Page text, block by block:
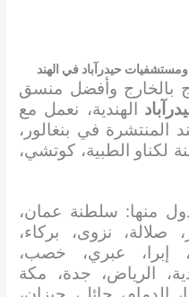
حيدرآباد في الهند
بالخارج وأفضل منسق
الهندية، نعمل مع
المنتشرة في بنغالور،
لكناو الطبية، كوتشي،
منها: سلطنة عمان،
نزوى، بركاء،
إبرا، عبري، خصب،
الرياض، جدة، مكة